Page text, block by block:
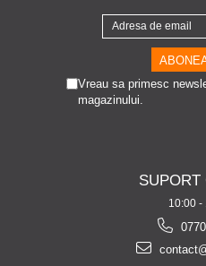
Vreau sa primesc
magazinului.
SUPORT
10:00 -